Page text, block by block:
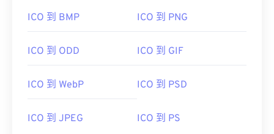
ICO 到 BMP ICO 到 PNG
ICO 到 ODD ICO 到 GIF
ICO 到 WebP ICO 到 PSD
ICO 到 JPEG ICO 到 PS